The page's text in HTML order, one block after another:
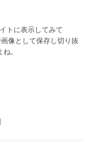
トに表示してみて
像として保存し切り抜
。